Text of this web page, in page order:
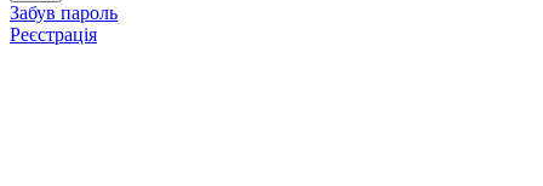
Забув пароль
Реєстрація